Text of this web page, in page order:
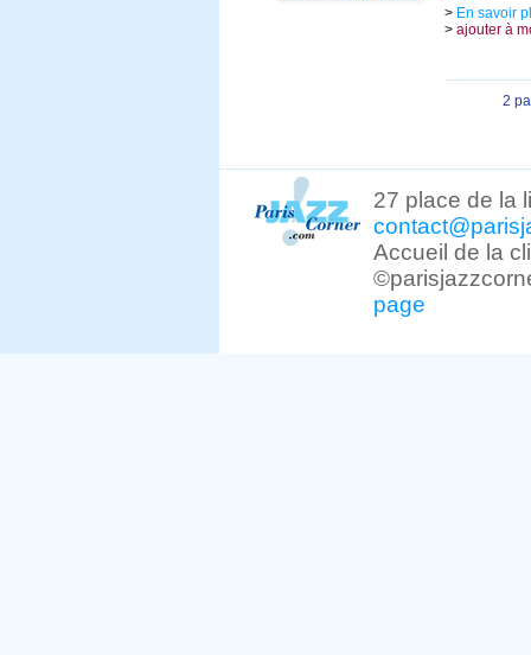
> En savoir
> ajouter à
2
27 place de la
Accueil de la
page